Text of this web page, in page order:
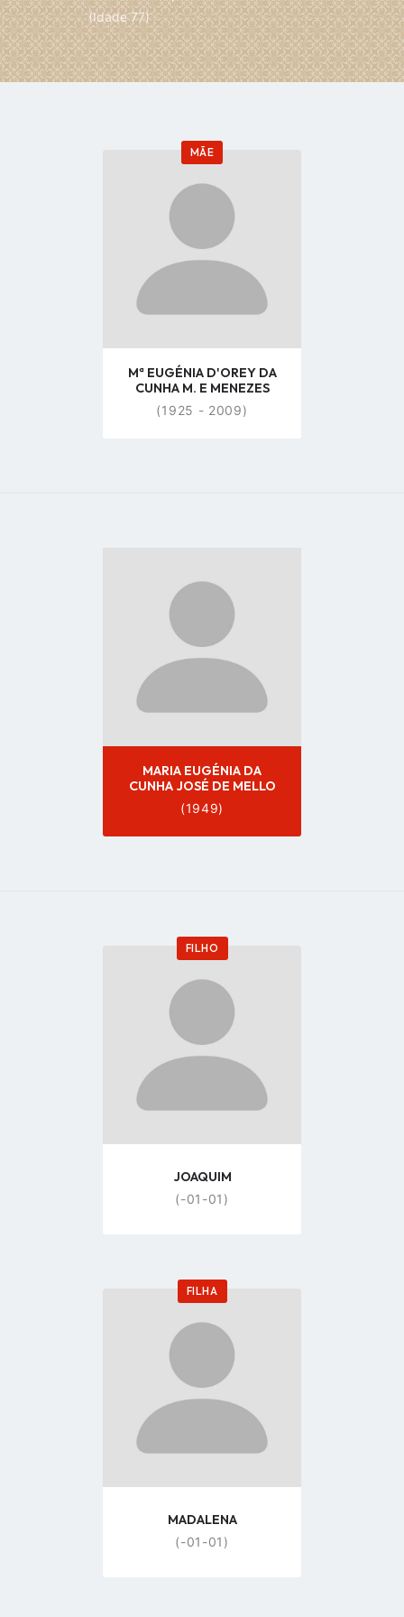
(Idade 77)
MÃE
Go
profile
page
Mª EUGÉNIA D'OREY DA
CUNHA M. E MENEZES
(1925 - 2009)
profile
page
MARIA EUGÉNIA DA
CUNHA JOSÉ DE MELLO
(1949)
FILHO
Go
profile
page
JOAQUIM
(-01-01)
FILHA
Go
profile
page
MADALENA
(-01-01)